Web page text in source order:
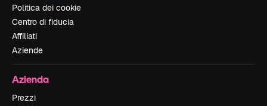
Politica dei cookie
Centro di fiducia
Affiliati
Aziende
Azienda
Prezzi